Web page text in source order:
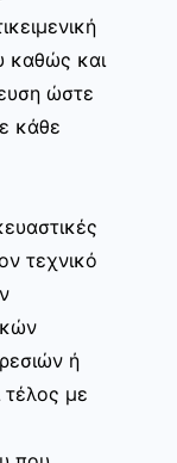
καθώς και
ώστε
κάθε
τεχνικό
ή
τέλος με